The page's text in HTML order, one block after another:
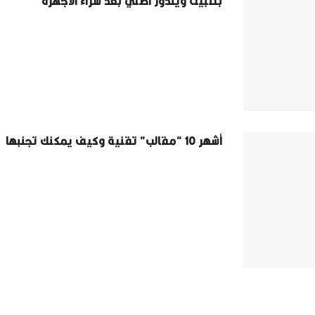
أشهر 10 “مقالب” تقنية وكيف يمكنك تجنبها